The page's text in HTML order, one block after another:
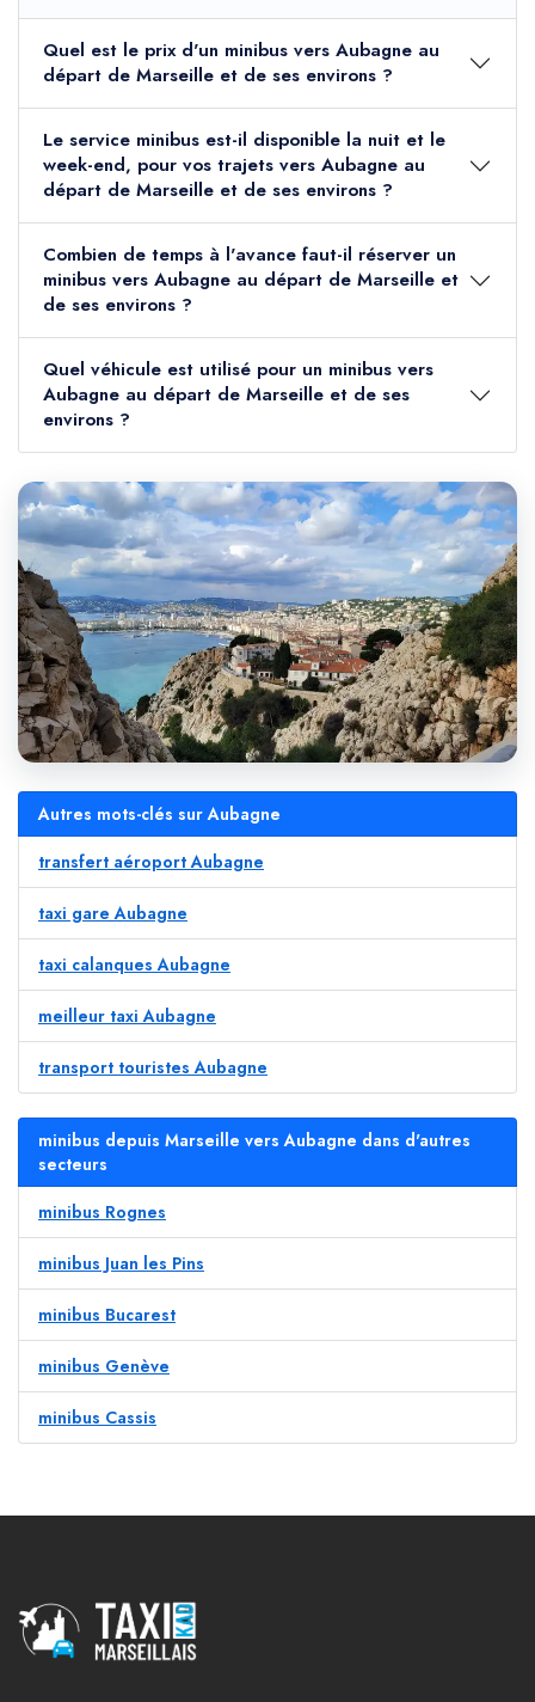
Quel est le prix d'un minibus vers Aubagne au
départ de Marseille et de ses environs ?
Le service minibus est-il disponible la nuit et le
week-end, pour vos trajets vers Aubagne au
départ de Marseille et de ses environs ?
Combien de temps à l'avance faut-il réserver un
minibus vers Aubagne au départ de Marseille et
de ses environs ?
Quel véhicule est utilisé pour un minibus vers
Aubagne au départ de Marseille et de ses
environs ?
Autres mots-clés sur Aubagne
transfert aéroport Aubagne
taxi gare Aubagne
taxi calanques Aubagne
meilleur taxi Aubagne
transport touristes Aubagne
minibus depuis Marseille vers Aubagne dans d'autres
secteurs
minibus Rognes
minibus Juan les Pins
minibus Bucarest
minibus Genève
minibus Cassis